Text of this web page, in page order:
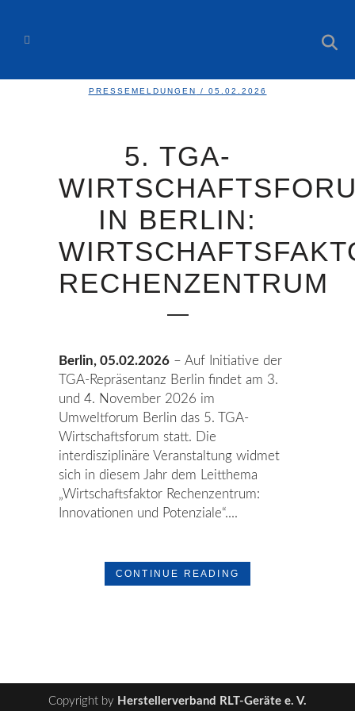
PRESSEMELDUNGEN / 05.02.2026
5. TGA-
IN BERLIN:
RECHENZENTRUM
Berlin, 05.02.2026 – Auf Initiative der
TGA-Repräsentanz Berlin findet am 3.
und 4. November 2026 im
Umweltforum Berlin das 5. TGA-
Wirtschaftsforum statt. Die
interdisziplinäre Veranstaltung widmet
sich in diesem Jahr dem Leitthema
„Wirtschaftsfaktor Rechenzentrum:
Innovationen und Potenziale“....
CONTINUE READING
Copyright by Herstellerverband RLT-Geräte e. V.